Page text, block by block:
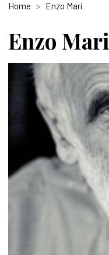
Home Enzo Mari
Enzo Mari